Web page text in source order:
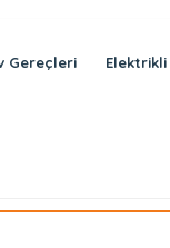
Gereçleri Elektrikli